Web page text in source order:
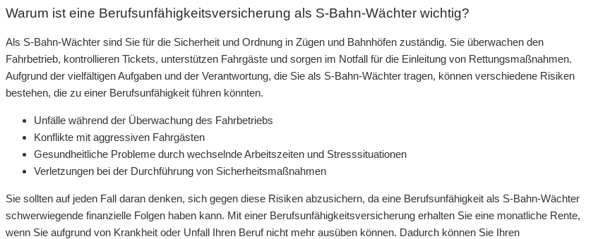
Warum ist eine Berufsunfähigkeitsversicherung als S-Bahn-Wächter wichtig?
Als S-Bahn-Wächter sind Sie für die Sicherheit und Ordnung in Zügen und Bahnhöfen zuständig. Sie überwachen den
Fahrbetrieb, kontrollieren Tickets, unterstützen Fahrgäste und sorgen im Notfall für die Einleitung von Rettungsmaßnahmen.
Aufgrund der vielfältigen Aufgaben und der Verantwortung, die Sie als S-Bahn-Wächter tragen, können verschiedene Risiken
bestehen, die zu einer Berufsunfähigkeit führen könnten.
Unfälle während der Überwachung des Fahrbetriebs
Konflikte mit aggressiven Fahrgästen
Gesundheitliche Probleme durch wechselnde Arbeitszeiten und Stresssituationen
Verletzungen bei der Durchführung von Sicherheitsmaßnahmen
Sie sollten auf jeden Fall daran denken, sich gegen diese Risiken abzusichern, da eine Berufsunfähigkeit als S-Bahn-Wächter
schwerwiegende finanzielle Folgen haben kann. Mit einer Berufsunfähigkeitsversicherung erhalten Sie eine monatliche Rente,
wenn Sie aufgrund von Krankheit oder Unfall Ihren Beruf nicht mehr ausüben können. Dadurch können Sie Ihren